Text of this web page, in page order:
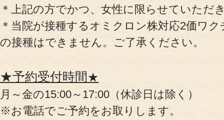
＊上記の方でかつ、女性に限らせていただ
＊当院が接種するオミクロン株対応2価ワ
の接種はできません。ご了承ください。
★予約受付時間★
月～金の15:00～17:00（休診日は除く）
※お電話でご予約をお取りします。
お電話でのお問